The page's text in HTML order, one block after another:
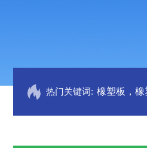
热门关键词: